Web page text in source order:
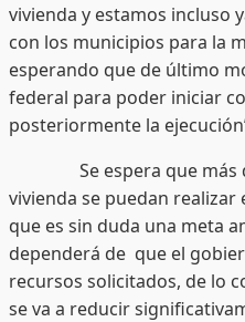
vivienda y estamos incluso
con los municipios para la
esperando que de último
federal para poder iniciar
posteriormente la
Se espera que más de
vivienda se puedan
que es sin duda una meta
dependerá de que el
recursos solicitados, de lo
se va a reducir